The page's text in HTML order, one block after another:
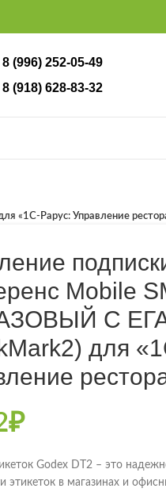
8 (996) 252-05-49
628-83-32
«1С-Рарус: Управление
Mobile
С
для
₽
Godex DT2 – это
этикеток в магазинах и